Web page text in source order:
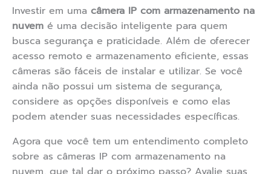
Investir em uma câmera IP com armazenamento na
nuvem é uma decisão inteligente para quem
busca segurança e praticidade. Além de oferecer
acesso remoto e armazenamento eficiente, essas
câmeras são fáceis de instalar e utilizar. Se você
ainda não possui um sistema de segurança,
considere as opções disponíveis e como elas
podem atender suas necessidades específicas.
Agora que você tem um entendimento completo
sobre as câmeras IP com armazenamento na